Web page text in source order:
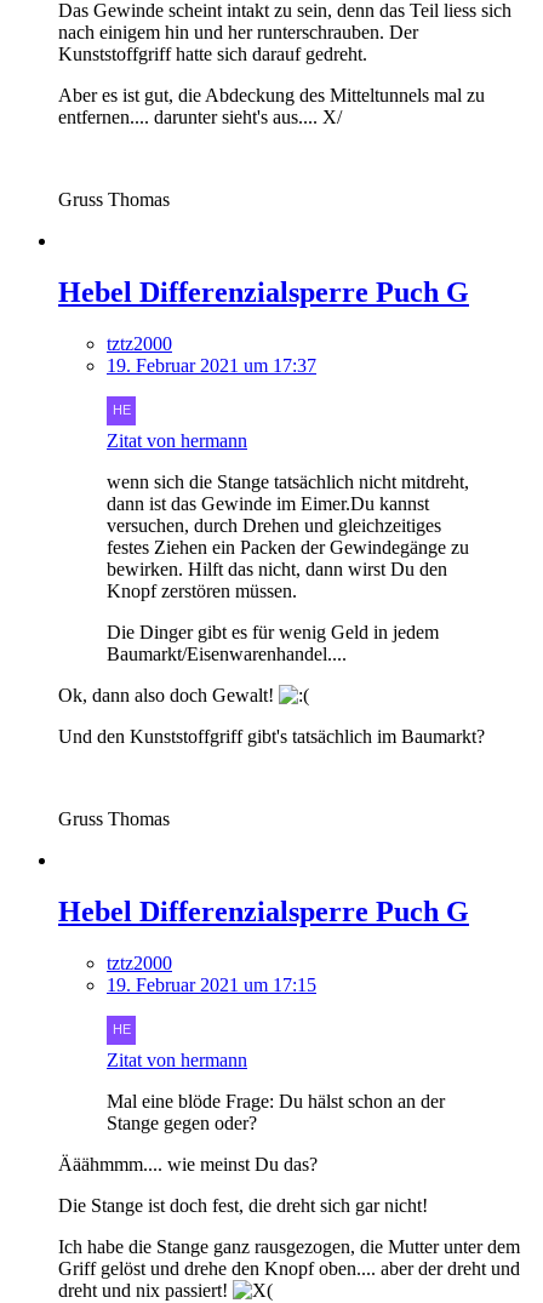
Das Gewinde scheint intakt zu sein, denn das Teil liess sich
nach einigem hin und her runterschrauben. Der
Kunststoffgriff hatte sich darauf gedreht.
Aber es ist gut, die Abdeckung des Mitteltunnels mal zu
entfernen.... darunter sieht's aus.... X/
Gruss Thomas
Hebel Differenzialsperre Puch G
tztz2000
19. Februar 2021 um 17:37
Zitat von hermann
wenn sich die Stange tatsächlich nicht mitdreht,
dann ist das Gewinde im Eimer.Du kannst
versuchen, durch Drehen und gleichzeitiges
festes Ziehen ein Packen der Gewindegänge zu
bewirken. Hilft das nicht, dann wirst Du den
Knopf zerstören müssen.
Die Dinger gibt es für wenig Geld in jedem
Baumarkt/Eisenwarenhandel....
Ok, dann also doch Gewalt!
Und den Kunststoffgriff gibt's tatsächlich im Baumarkt?
Gruss Thomas
Hebel Differenzialsperre Puch G
tztz2000
19. Februar 2021 um 17:15
Zitat von hermann
Mal eine blöde Frage: Du hälst schon an der
Stange gegen oder?
Ääähmmm.... wie meinst Du das?
Die Stange ist doch fest, die dreht sich gar nicht!
Ich habe die Stange ganz rausgezogen, die Mutter unter dem
Griff gelöst und drehe den Knopf oben.... aber der dreht und
dreht und nix passiert!